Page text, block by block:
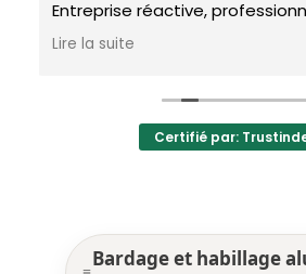
professionnelle et
a été réalisé avec
délais. Je recommande
Certifié par:
Bardage et habillage